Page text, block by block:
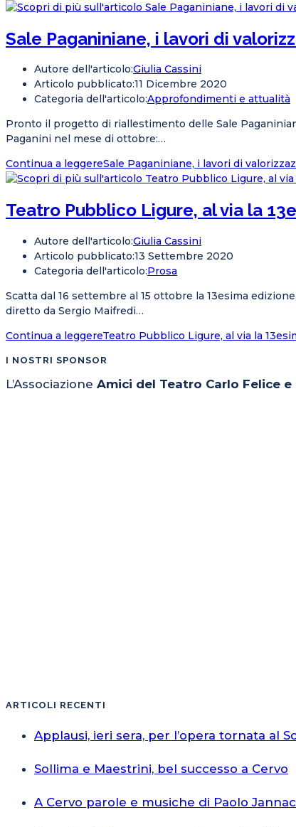
Sale Paganiniane, i lavori di
Autore dell'articolo:Giulia Cassini
Articolo pubblicato:11 Dicembre 2020
Categoria dell'articolo:Approfondimenti e attualità
Pronto il progetto di riallestimento delle Sale
Paganini nel mese di ottobre:…
Continua a leggereSale Paganiniane, i lavori di
Teatro Pubblico Ligure, al via la
Autore dell'articolo:Giulia Cassini
Articolo pubblicato:13 Settembre 2020
Categoria dell'articolo:Prosa
Scatta dal 16 settembre al 15 ottobre la 13esima
diretto da Sergio Maifredi…
Continua a leggereTeatro Pubblico Ligure, al via la
I NOSTRI SPONSOR
L’Associazione Amici del Teatro Carlo Felice
ARTICOLI RECENTI
Applausi, ieri sera, per l’opera tornata al
Sollima e Maestrini, bel successo a Cervo
A Cervo parole e musiche di Paolo